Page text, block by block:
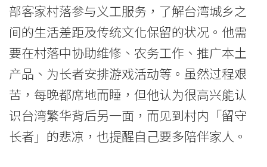
学
院
消
息
部客家村落参与义工服务，了解台湾城乡之
间的生活差距及传统文化保留的状况。他需
要在村落中协助维修、农务工作、推广本土
产品、为长者安排游戏活动等。虽然过程艰
苦，每晚都席地而睡，但他认为很高兴能认
识台湾繁华背后另一面，而见到村内「留守
长者」的悲凉，也提醒自己要多陪伴家人。